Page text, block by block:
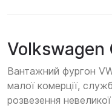
Volkswagen
Вантажний фургон
малої комерції,
розвезення